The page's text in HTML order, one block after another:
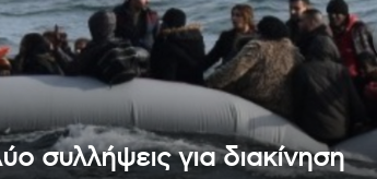
συλλήψεις για διακίνηση